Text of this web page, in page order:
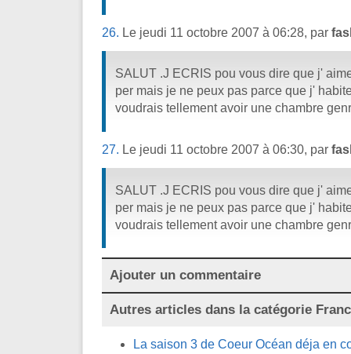
26. Le jeudi 11 octobre 2007 à 06:28, par
SALUT .J ECRIS pou vous dire que j'
per mais je ne peux pas parce que j'
voudrais tellement avoir une chambre
27. Le jeudi 11 octobre 2007 à 06:30, par
SALUT .J ECRIS pou vous dire que j'
per mais je ne peux pas parce que j'
voudrais tellement avoir une chambre
Ajouter un commentaire
Autres articles dans la catégorie
La saison 3 de Coeur Océan déja en